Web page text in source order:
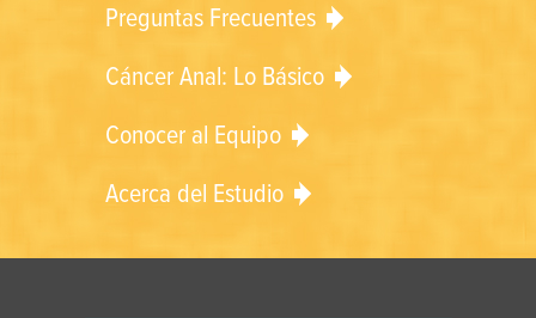
Preguntas Frecuentes
Cáncer Anal: Lo Básico
Conocer al Equipo
Acerca del Estudio